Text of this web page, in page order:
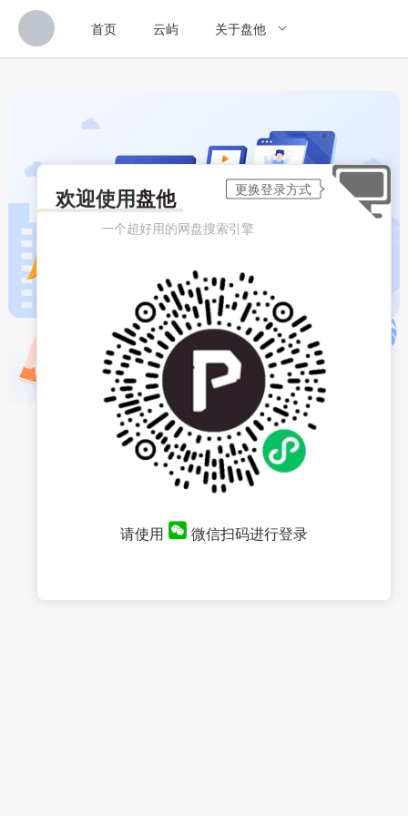
首页 云屿 关于盘他
欢迎使用盘他
一个超好用的网盘搜索引擎
请使用 微信扫码进行登录